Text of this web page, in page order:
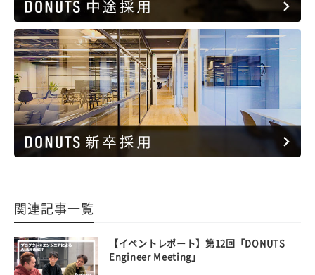
関連記事一覧
【イベントレポート】第12回「DONUTS
Engineer Meeting」